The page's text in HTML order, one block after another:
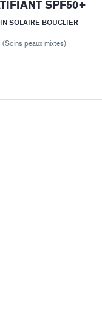
SPF50+
SOLAIRE BOUCLIER
(Soins peaux mixtes)